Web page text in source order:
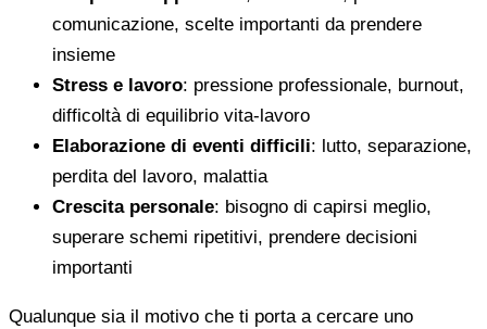
comunicazione, scelte importanti da prendere
insieme
Stress e lavoro: pressione professionale, burnout,
difficoltà di equilibrio vita-lavoro
Elaborazione di eventi difficili: lutto, separazione,
perdita del lavoro, malattia
Crescita personale: bisogno di capirsi meglio,
superare schemi ripetitivi, prendere decisioni
importanti
Qualunque sia il motivo che ti porta a cercare uno